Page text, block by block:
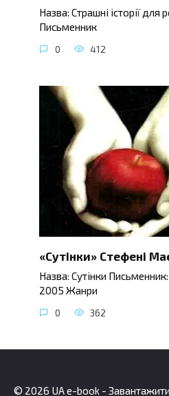
Назва: Страшні історії для
Письменник
0 412
«Сутінки» Стефені
Назва: Сутінки
2005 Жанри
0 362
© 2026 UA e-book -